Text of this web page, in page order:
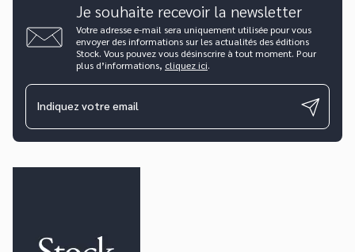
Je souhaite recevoir la newsletter
Votre adresse e-mail sera uniquement utilisée pour vous
envoyer des informations sur les actualités des éditions
Stock. Vous pouvez vous désinscrire à tout moment. Pour
plus d’informations, cliquez ici.
Indiquez votre email